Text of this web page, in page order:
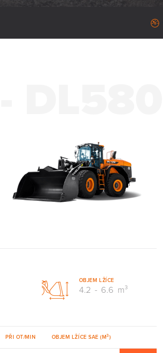
OBJEM LŽÍCE
4.2 - 6.6 m³
PŘI OT/MIN OBJEM LŽÍCE SAE (M3)